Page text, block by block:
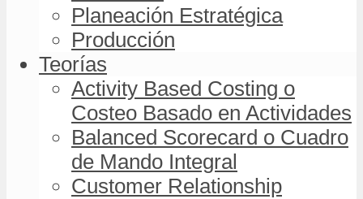
Planeación Estratégica
Producción
Teorías
Activity Based Costing o
Costeo Basado en Actividades
Balanced Scorecard o Cuadro
de Mando Integral
Customer Relationship